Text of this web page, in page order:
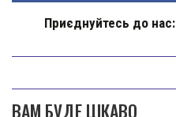
Приєднуйтесь до нас:
ВАМ БУДЕ ЦІКАВО